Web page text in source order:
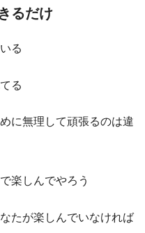
るだけ
る
る
に無理して頑張るのは違
楽しんでやろう
たが楽しんでいなければ